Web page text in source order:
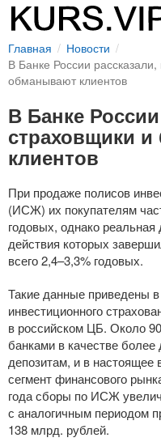
Главная
Новости
В Банке России
обманывают клиентов
В Банке
страховщики
клиентов
При продаже полисов
(ИСЖ) их покупателям
годовых, однако
действия которых
всего 2,4–3,3% годовых.
Такие данные приведены
инвестиционного
в российском ЦБ. Около
банками в качестве
депозитам, и в
сегмент финансового
года сборы по ИСЖ
с аналогичным периодом
138 млрд. рублей.